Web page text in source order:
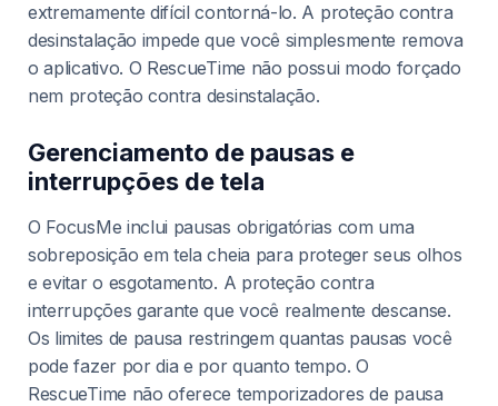
extremamente difícil contorná-lo. A proteção contra
desinstalação impede que você simplesmente remova
o aplicativo. O RescueTime não possui modo forçado
nem proteção contra desinstalação.
Gerenciamento de pausas e
interrupções de tela
O FocusMe inclui pausas obrigatórias com uma
sobreposição em tela cheia para proteger seus olhos
e evitar o esgotamento. A proteção contra
interrupções garante que você realmente descanse.
Os limites de pausa restringem quantas pausas você
pode fazer por dia e por quanto tempo. O
RescueTime não oferece temporizadores de pausa